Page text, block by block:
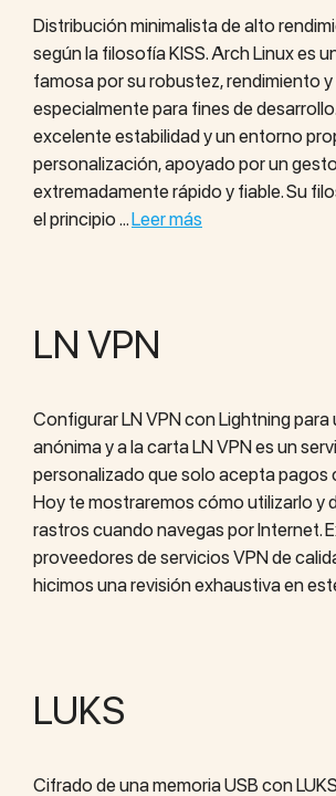
Distribución minimalista de alto
según la filosofía KISS. Arch Linux es
famosa por su robustez, rendimiento
especialmente para fines de
excelente estabilidad y un entorno
personalización, apoyado por un
extremadamente rápido y fiable. Su
el principio …Leer más
LN VPN
Configurar LN VPN con Lightning para
anónima y a la carta LN VPN es un
personalizado que solo acepta pagos
Hoy te mostraremos cómo utilizarlo y
rastros cuando navegas por Internet.
proveedores de servicios VPN de
hicimos una revisión exhaustiva en
LUKS
Cifrado de una memoria USB con